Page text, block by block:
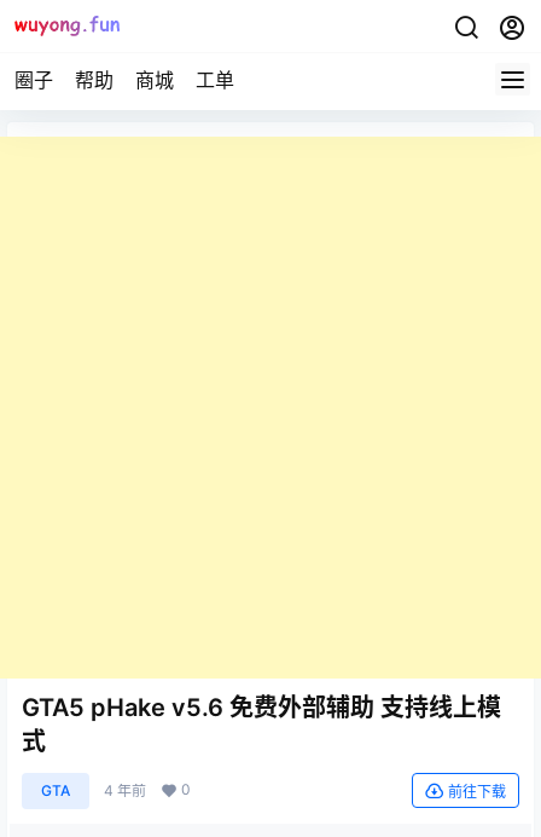
圈子 帮助 商城 工单
GTA5 pHake v5.6 免费外部辅助 支持线上模
式
GTA 4 年前 0 前往下载